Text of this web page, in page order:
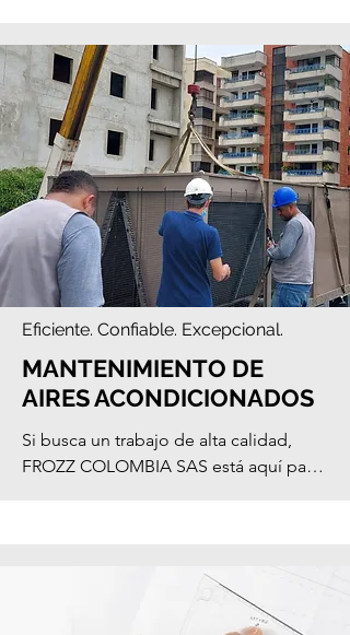
y la calidad de nuestro trabajo siempre
está garantizada. Contáctenos hoy para
saber cómo podemos ayudarle.
Eficiente. Confiable. Excepcional.
MANTENIMIENTO DE
AIRES ACONDICIONADOS
Si busca un trabajo de alta calidad,
FROZZ COLOMBIA SAS está aquí para
opciones personalizadas, todas
garantizadas para cumplir y superar las
expectativas. Contáctenos hoy mismo